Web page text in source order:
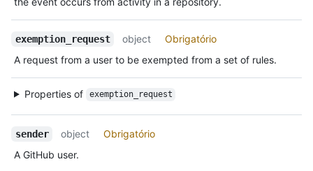
exemption_request object
Obrigatório
A request from a user to be exempted from a set of rules.
Properties of exemption_request
sender object
Obrigatório
A GitHub user.